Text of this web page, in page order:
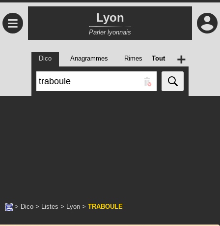
≡ Lyon
Parler lyonnais
Dico Anagrammes Rimes Tout +
> Dico > Listes > Lyon > TRABOULE